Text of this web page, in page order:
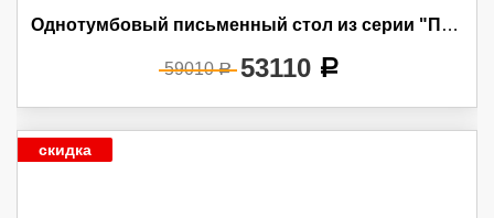
Однотумбовый письменный стол из серии "Пальма"
59010a 53110 a
скидка